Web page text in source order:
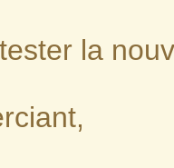
la